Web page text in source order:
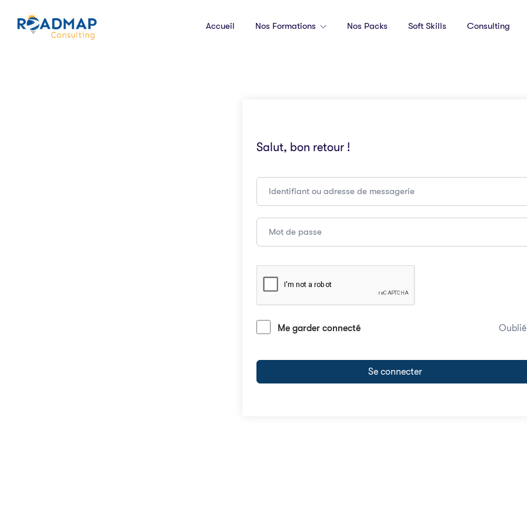
Accueil Nos Formations Nos Packs Soft Skills Consulting
Salut, bon retour !
Me garder connecté
Se connecter